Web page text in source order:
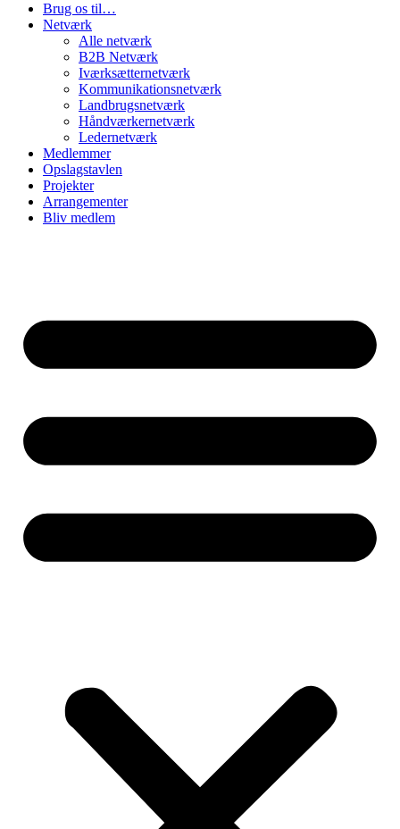
Brug os til…
Netværk
Alle netværk
B2B Netværk
Iværksætternetværk
Kommunikationsnetværk
Landbrugsnetværk
Håndværkernetværk
Ledernetværk
Medlemmer
Opslagstavlen
Projekter
Arrangementer
Bliv medlem